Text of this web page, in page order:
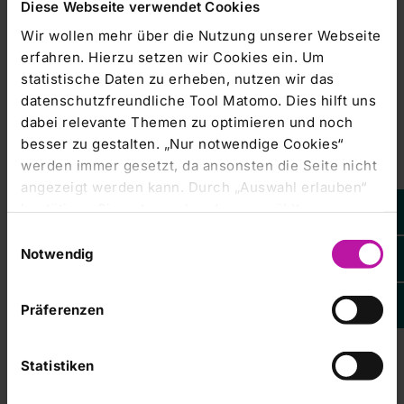
Diese Webseite verwendet Cookies
Wir wollen mehr über die Nutzung unserer Webseite
erfahren. Hierzu setzen wir Cookies ein. Um
statistische Daten zu erheben, nutzen wir das
datenschutzfreundliche Tool Matomo. Dies hilft uns
dabei relevante Themen zu optimieren und noch
besser zu gestalten. „Nur notwendige Cookies“
werden immer gesetzt, da ansonsten die Seite nicht
angezeigt werden kann. Durch „Auswahl erlauben“
bestätigen Sie entsprechend ausgewählte
erlauben Sie alle eingesetzten Cookies. Sie können
Ihre
Einstellungen anpassen. Weitere Informationen
finden Sie auch in unserer
Datenschutzerklärung
Notwendig
Präferenzen
Statistiken
RHÖN-KLINIKUM Aktiengesellschaft / Schlagwort(e):
Halbjahresergebnis/Sonstiges RHÖN-KLINIKUM AG
schließt mit solidem Ergebnis erstes Halbjahr 2025 ab
07.08.2025 / 08:59 CET/CEST Für den Inhalt der…
Corporate News |08.05.2025
RHÖN-KLINIKUM AG im ersten Quartal
2025 auf stabilem Kurs – Ausblick
bestätigt
Schlagwort(e): Quartalsergebnis/QuartalsergebnisRHÖN-
RHÖN-KLINIKUM AG schließt
Geschäftsjahr erneut erfolgreich ab –